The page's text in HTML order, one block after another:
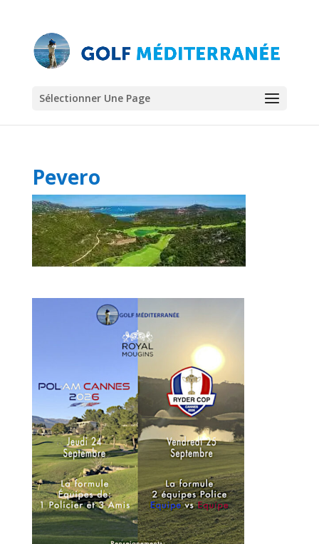
Sélectionner Une Page
Pevero